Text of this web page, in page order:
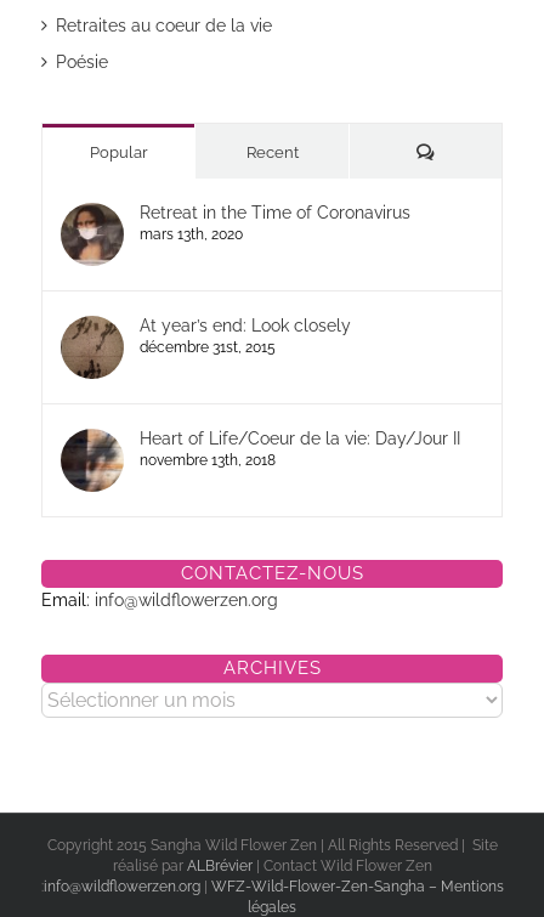
Retraites au coeur de la vie
Poésie
Popular Recent Commentaires
Retreat in the Time of Coronavirus
mars 13th, 2020
At year’s end: Look closely
décembre 31st, 2015
Heart of Life/Coeur de la vie: Day/Jour II
novembre 13th, 2018
CONTACTEZ-NOUS
Email: info@wildflowerzen.org
ARCHIVES
Archives
Copyright 2015 Sangha Wild Flower Zen | All Rights Reserved | Site
réalisé par ALBrévier
| Contact Wild Flower Zen
:info@wildflowerzen.org| WFZ-Wild-Flower-Zen-Sangha – Mentions
légales